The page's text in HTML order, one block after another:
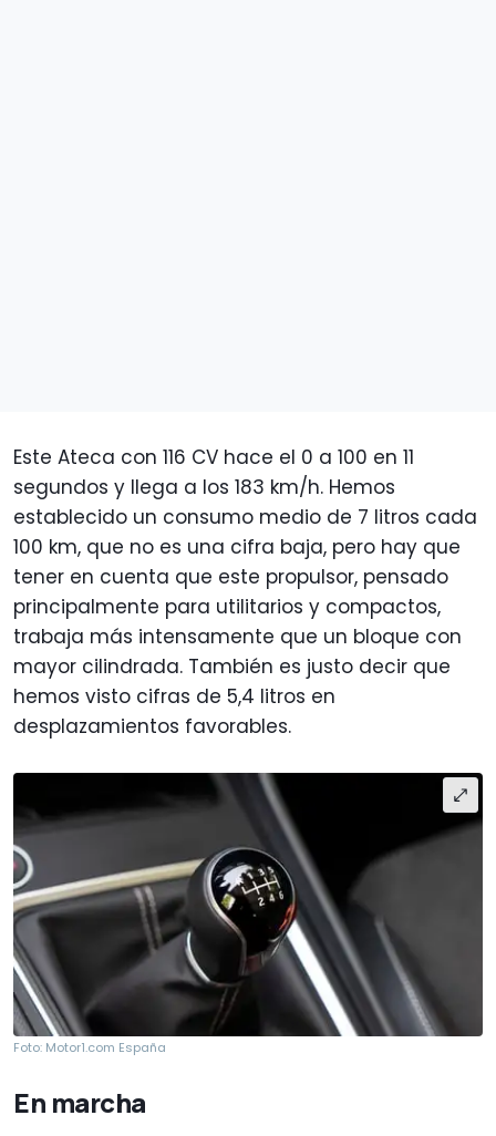
Este Ateca con 116 CV hace el 0 a 100 en 11
segundos y llega a los 183 km/h. Hemos
establecido un consumo medio de 7 litros cada
100 km, que no es una cifra baja, pero hay que
tener en cuenta que este propulsor, pensado
principalmente para utilitarios y compactos,
trabaja más intensamente que un bloque con
mayor cilindrada. También es justo decir que
hemos visto cifras de 5,4 litros en
desplazamientos favorables.
Foto: Motor1.com España
En marcha